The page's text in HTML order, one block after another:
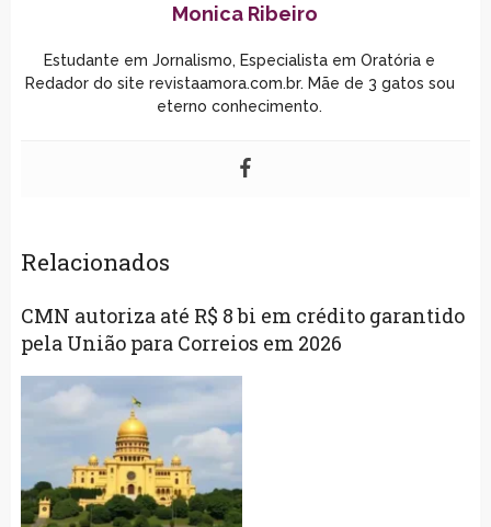
Monica Ribeiro
Estudante em Jornalismo, Especialista em Oratória e
Redador do site revistaamora.com.br. Mãe de 3 gatos sou
eterno conhecimento.
Relacionados
CMN autoriza até R$ 8 bi em crédito garantido
pela União para Correios em 2026